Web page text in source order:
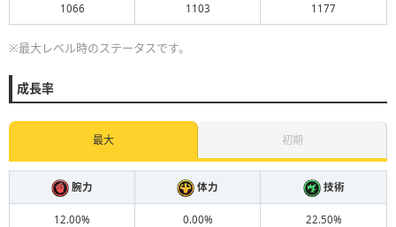
1066 1103 1177
※最大レベル時のステータスです。
成長率
最大 初期
腕力 体力 技術
12.00% 0.00% 22.50%